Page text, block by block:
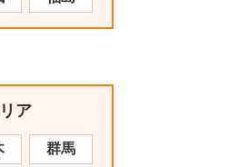
ア
群馬